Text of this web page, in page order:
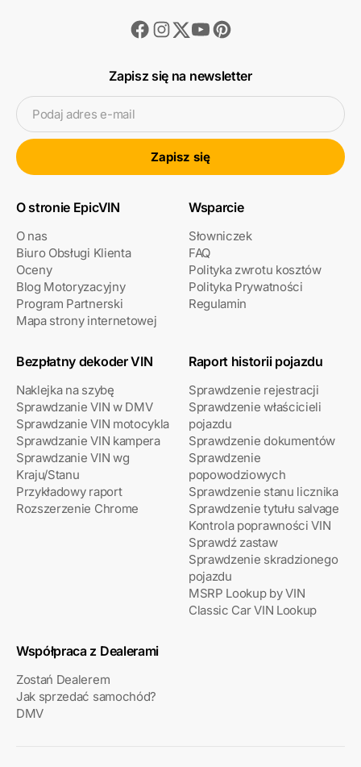
Facebook
Instagram
TwitterYoutubePinterest
Zapisz się na newsletter
Podaj adres e-mail
Zapisz się
O stronie EpicVIN
O nas
Biuro Obsługi Klienta
Oceny
Blog Motoryzacyjny
Program Partnerski
Mapa strony internetowej
Wsparcie
Słowniczek
FAQ
Polityka zwrotu kosztów
Polityka Prywatności
Regulamin
Bezpłatny dekoder VIN
Naklejka na szybę
Sprawdzanie VIN w DMV
Sprawdzanie VIN motocykla
Sprawdzanie VIN kampera
Sprawdzanie VIN wg
Kraju/Stanu
Przykładowy raport
Rozszerzenie Chrome
Raport historii pojazdu
Sprawdzenie rejestracji
Sprawdzenie właścicieli
pojazdu
Sprawdzenie dokumentów
Sprawdzenie
popowodziowych
Sprawdzenie stanu licznika
Sprawdzenie tytułu salvage
Kontrola poprawności VIN
Sprawdź zastaw
Sprawdzenie skradzionego
pojazdu
MSRP Lookup by VIN
Classic Car VIN Lookup
Współpraca z Dealerami
Zostań Dealerem
Jak sprzedać samochód?
DMV